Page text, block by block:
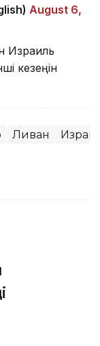
August 6,
Израиль
кезеңін
Ливан